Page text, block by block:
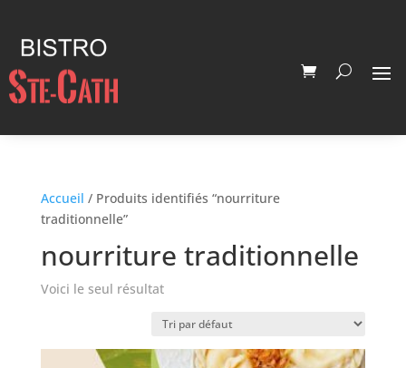
Accueil / Produits identifiés “nourriture
traditionnelle”
nourriture traditionnelle
Voici le seul résultat